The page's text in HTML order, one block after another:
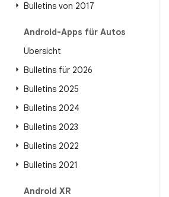
Bulletins von 2017
Android-Apps für Autos
Übersicht
Bulletins für 2026
Bulletins 2025
Bulletins 2024
Bulletins 2023
Bulletins 2022
Bulletins 2021
Android XR